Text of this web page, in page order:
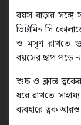
বয়স বাড়ার সঙ্গে
ভিটামিন সি
ও মসৃণ রাখতে
বয়সের ছাপ পড়ে
শুষ্ক ও ক্লান্ত
ধরে রাখতে
ব্যবহারে ত্বক